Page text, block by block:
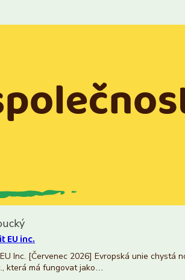
EU inc.
Inc. [Červenec 2026] Evropská unie chystá
která má fungovat jako…